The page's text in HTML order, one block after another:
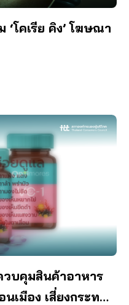
โคเรีย คิง’ โฆษณา
วบคุมสินค้าอาหาร
นเมือง เสี่ยงกระทบ